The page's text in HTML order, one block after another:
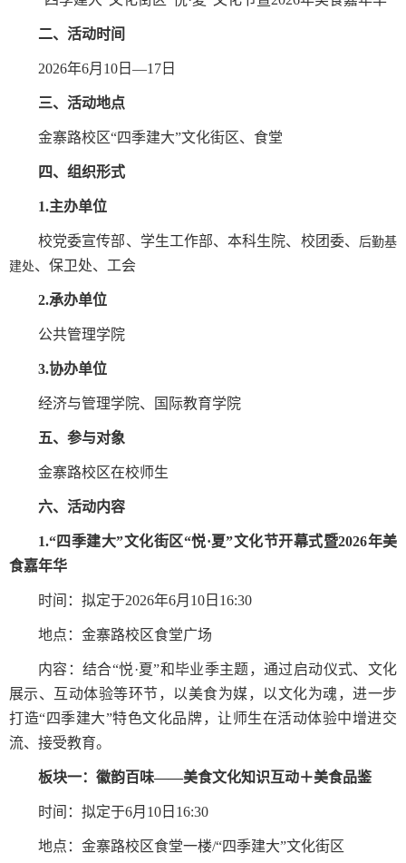
二、活动时间
2026年6月 10 日—17 日
三、活动地点
金寨路校区“四季建大”文化街区、食堂
四、组织形式
1.主办单位
校党委宣传部、 学生工作部、本科生院、校团委、
后勤基
建处、保卫处、工会
2.承办单位
公共管理学院
3.协办单位
经济与管理学院、国际教育学院
五、 参与对象
金寨路校区在校师生
六、 活动内容
1.“四季建大”文化街区“悦·夏”文化节开幕式暨2026年美
食嘉年华
时间：拟定于2026年6月 10 日 16:30
地点：金寨路校区食堂广场
内容：结合“悦·夏”和毕业季主题，通过启动仪式、文化
展示、互动体验等环节，以美食为媒，以文化为魂，进一步
打造“四季建大”特色文化品牌，让师生在活动体验中增进交
流、接受教育。
板块一：徽韵百味——美食文化知识互动＋美食品鉴
时间：拟定于6月 10 日 16:30
地点：金寨路校区食堂一楼/“四季建大”文化街区